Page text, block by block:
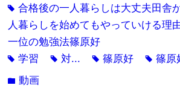
tag合格後の一人暮らしは大丈夫田舎
人暮らしを始めてもやっていける理
一位の勉強法篠原好
tag学習 tag対... tag篠原好 tag篠原
folder動画